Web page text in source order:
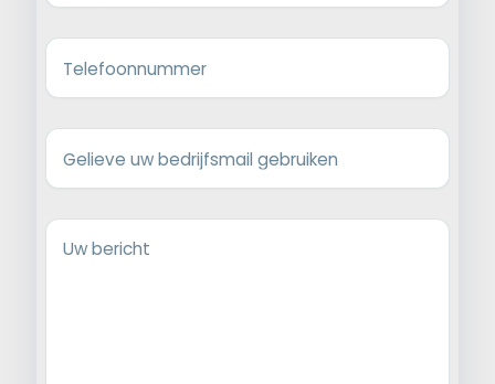
Telefoonnummer
Gelieve uw bedrijfsmail gebruiken
Uw bericht